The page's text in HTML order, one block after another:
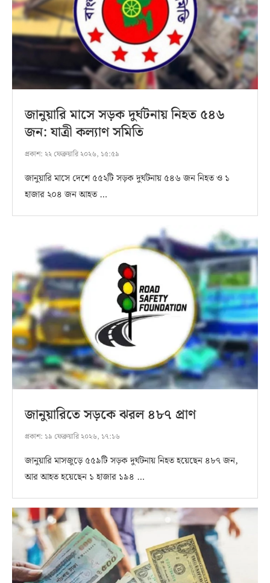
জানুয়ারি মাসে সড়ক দুর্ঘটনায় নিহত ৫৪৬
জন: যাত্রী কল্যাণ সমিতি
প্রকাশ: ২২ ফেব্রুয়ারি ২০২৬, ১৫:৫৯
জানুয়ারি মাসে দেশে ৫৫২টি সড়ক দুর্ঘটনায় ৫৪৬ জন নিহত ও ১
হাজার ২০৪ জন আহত …
জানুয়ারিতে সড়কে ঝরল ৪৮৭ প্রাণ
প্রকাশ: ১৯ ফেব্রুয়ারি ২০২৬, ১৭:১৬
জানুয়ারি মাসজুড়ে ৫৫৯টি সড়ক দুর্ঘটনায় নিহত হয়েছেন ৪৮৭ জন,
আর আহত হয়েছেন ১ হাজার ১৯৪ …